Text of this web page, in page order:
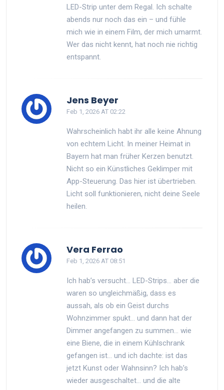
LED-Strip unter dem Regal. Ich schalte
abends nur noch das ein – und fühle
mich wie in einem Film, der mich umarmt.
Wer das nicht kennt, hat noch nie richtig
entspannt.
Jens Beyer
Feb 1, 2026 AT 02:22
Wahrscheinlich habt ihr alle keine Ahnung
von echtem Licht. In meiner Heimat in
Bayern hat man früher Kerzen benutzt.
Nicht so ein Künstliches Geklimper mit
App-Steuerung. Das hier ist übertrieben.
Licht soll funktionieren, nicht deine Seele
heilen.
Vera Ferrao
Feb 1, 2026 AT 08:51
Ich hab’s versucht… LED-Strips… aber die
waren so ungleichmäßig, dass es
aussah, als ob ein Geist durchs
Wohnzimmer spukt… und dann hat der
Dimmer angefangen zu summen… wie
eine Biene, die in einem Kühlschrank
gefangen ist… und ich dachte: ist das
jetzt Kunst oder Wahnsinn? Ich hab’s
wieder ausgeschaltet… und die alte